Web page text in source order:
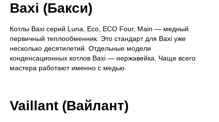
Baxi (Бакси)
Котлы Baxi серий Luna, Eco, ECO Four, Main — медный
первичный теплообменник. Это стандарт для Baxi уже
несколько десятилетий. Отдельные модели
конденсационных котлов Baxi — нержавейка. Чаще всего
мастера работают именно с медью.
Vaillant (Вайлант)